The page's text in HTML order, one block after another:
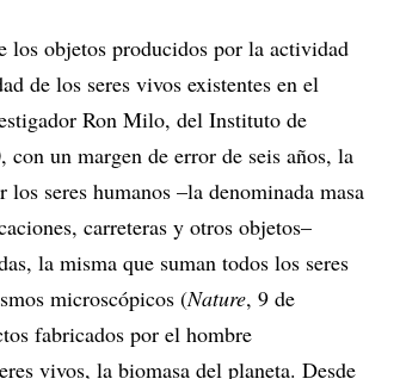
los objetos producidos por la actividad
de los seres vivos existentes en el
Ron Milo, del Instituto de
un margen de error de seis años, la
seres humanos –la denominada masa
carreteras y otros objetos–
la misma que suman todos los seres
microscópicos (Nature, 9 de
fabricados por el hombre
vivos, la biomasa del planeta. Desde